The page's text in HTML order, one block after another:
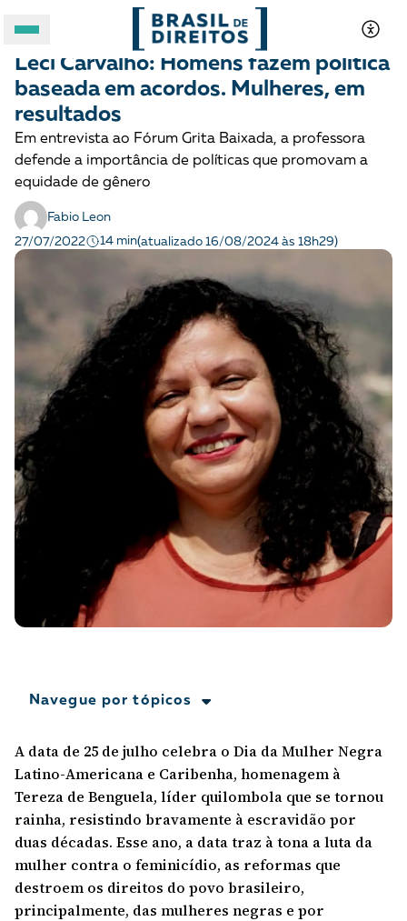
A BRASIL DE DIREITOS
ASSUNTOS
FORMATOS
Apoie a Brasil de Direitos
A [BD] conta as histórias de quem defende
direitos humanos no Brasil. Para continuar,
esse trabalho precisa da sua doação!
VEJA COMO APOIAR!
Entrevista
Leci Carvalho: Homens fazem política
baseada em acordos. Mulheres, em
resultados
Em entrevista ao Fórum Grita Baixada, a professora
defende a importância de políticas que promovam a
equidade de gênero
Fabio Leon
27/07/2022
14 min(atualizado 16/08/2024 às 18h29)
Navegue por tópicos
A data de 25 de julho celebra o Dia da Mulher Negra
Latino-Americana e Caribenha, homenagem à
Tereza de Benguela, líder quilombola que se tornou
rainha, resistindo bravamente à escravidão por
duas décadas. Esse ano, a data traz à tona a luta da
mulher contra o feminicídio, as reformas que
destroem os direitos do povo brasileiro,
principalmente, das mulheres negras e por